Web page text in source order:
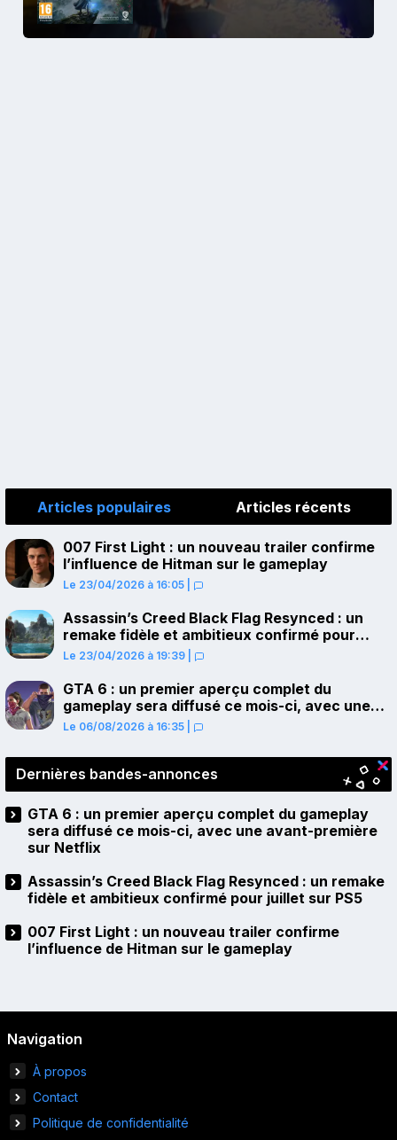
Articles populaires Articles récents
007 First Light : un nouveau trailer confirme
l’influence de Hitman sur le gameplay
Le 23/04/2026 à 16:05
Assassin’s Creed Black Flag Resynced : un
remake fidèle et ambitieux confirmé pour
juillet sur PS5
Le 23/04/2026 à 19:39
GTA 6 : un premier aperçu complet du
gameplay sera diffusé ce mois-ci, avec une
avant-première sur Netflix
Le 06/08/2026 à 16:35
Dernières bandes-annonces
GTA 6 : un premier aperçu complet du gameplay
sera diffusé ce mois-ci, avec une avant-première
sur Netflix
Assassin’s Creed Black Flag Resynced : un remake
fidèle et ambitieux confirmé pour juillet sur PS5
007 First Light : un nouveau trailer confirme
l’influence de Hitman sur le gameplay
Navigation
À propos
Contact
Politique de confidentialité